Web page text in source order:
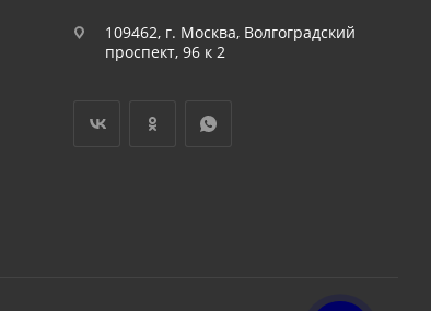
109462, г. Москва, Волгоградский
проспект, 96 к 2